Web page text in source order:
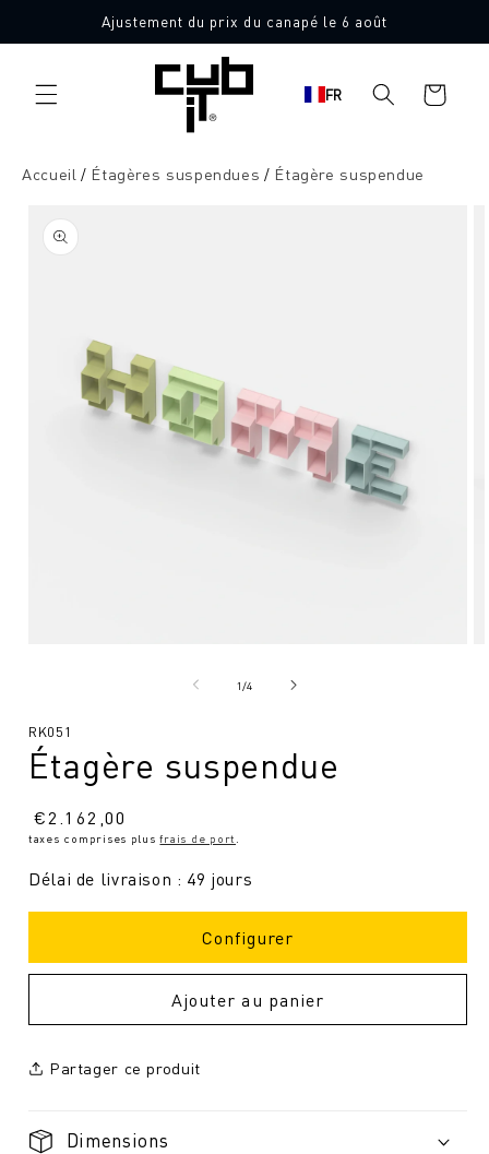
directement
au contenu
Ajustement du prix du canapé le 6 août
FR
Panier
d'achat
Accueil Étagères suspendues Étagère suspendue
l'information
sur le
produit
modal
1/de4
SKU
RK051
Étagère suspendue
Prix
normal
€2.162,00
taxes comprises plusfrais de port
Délai de livraison : 49 jours
Configurer
Ajouter au panier
Partager ce produit
Dimensions